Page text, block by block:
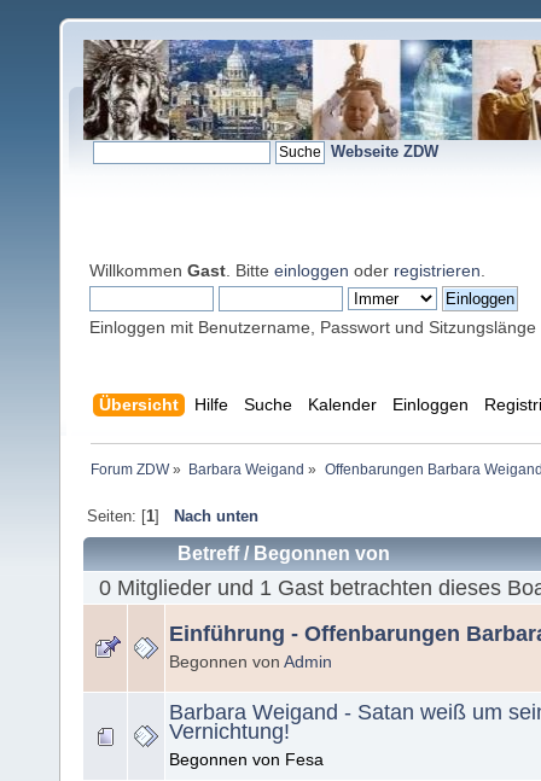
Webseite ZDW
Willkommen Gast . Bitte einloggen oder registrieren
Einloggen mit Benutzername, Passwort und Sitzungslänge
Übersicht Hilfe Suche Kalender Einloggen
Forum ZDW» Barbara Weigand » Offenbarungen Barbara
Seiten: [1] Nach unten
Betreff/ Begonnen von
0 Mitglieder und 1 Gast betrachten dieses
Einführung - Offenbarungen
Begonnen von Admin
Barbara Weigand - Satan weiß um
Vernichtung!
Begonnen von Fesa